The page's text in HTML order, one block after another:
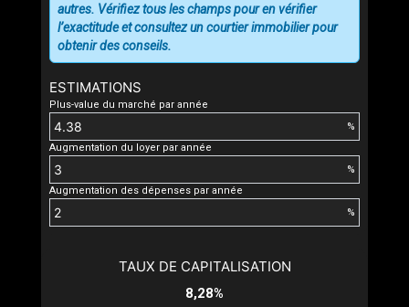
ESTIMATIONS
Plus-value du marché par année
%
Augmentation du loyer par année
%
Augmentation des dépenses par année
%
autres. Vérifiez tous les champs pour en vérifier
l’exactitude et consultez un courtier immobilier pour
obtenir des conseils.
TAUX DE CAPITALISATION
8,28%